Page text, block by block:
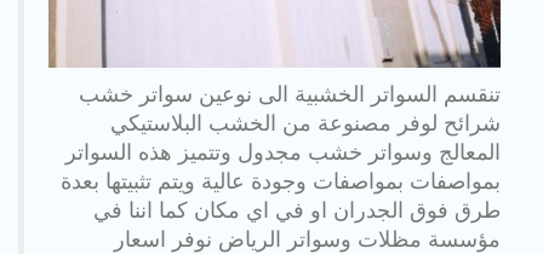
تنقسم السواتر الخشبية الى نوعين سواتر خشب
شرائح لوفر مصنوعة من الخشب البلاستيكي
المعالج وسواتر خشب مجدول وتتميز هذه السواتر
بمواصفات بمواصفات وجودة عالية ويتم تثبيتها بعدة
طرق فوق الجدران او في اي مكان كما اننا في
مؤسسة مظلات وسواتر الرياض نوفر اسعار